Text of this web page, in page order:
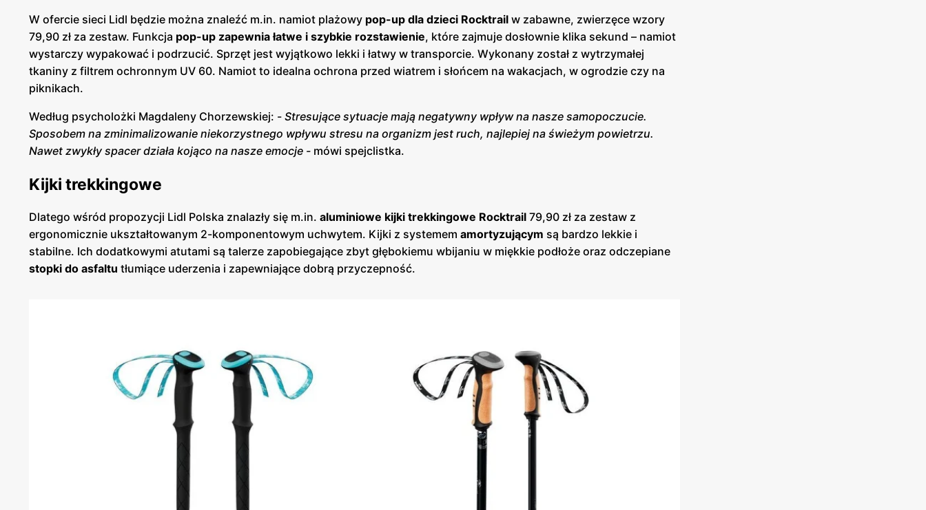
W ofercie sieci Lidl będzie można znaleźć m.in. namiot plażowy pop-up dla dzieci Rocktrail w zabawne, zwierzęce wzory
79,90 zł za zestaw. Funkcja pop-up zapewnia łatwe i szybkie rozstawienie, które zajmuje dosłownie klika sekund – namiot
wystarczy wypakować i podrzucić. Sprzęt jest wyjątkowo lekki i łatwy w transporcie. Wykonany został z wytrzymałej
tkaniny z filtrem ochronnym UV 60. Namiot to idealna ochrona przed wiatrem i słońcem na wakacjach, w ogrodzie czy na
piknikach.
Według psycholożki Magdaleny Chorzewskiej: - Stresujące sytuacje mają negatywny wpływ na nasze samopoczucie.
Sposobem na zminimalizowanie niekorzystnego wpływu stresu na organizm jest ruch, najlepiej na świeżym powietrzu.
Nawet zwykły spacer działa kojąco na nasze emocje - mówi spejclistka.
Kijki trekkingowe
Dlatego wśród propozycji Lidl Polska znalazły się m.in. aluminiowe kijki trekkingowe Rocktrail 79,90 zł za zestaw z
ergonomicznie ukształtowanym 2-komponentowym uchwytem. Kijki z systemem amortyzującym są bardzo lekkie i
stabilne. Ich dodatkowymi atutami są talerze zapobiegające zbyt głębokiemu wbijaniu w miękkie podłoże oraz odczepiane
stopki do asfaltu tłumiące uderzenia i zapewniające dobrą przyczepność.